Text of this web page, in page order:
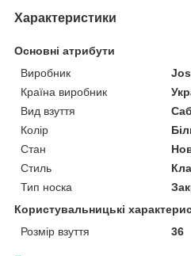
Характеристики
Основні атрибути
Виробник
Країна виробник
Вид взуття
Колір
Стан
Стиль
Тип носка
Користувальницькі
Розмір взуття
36